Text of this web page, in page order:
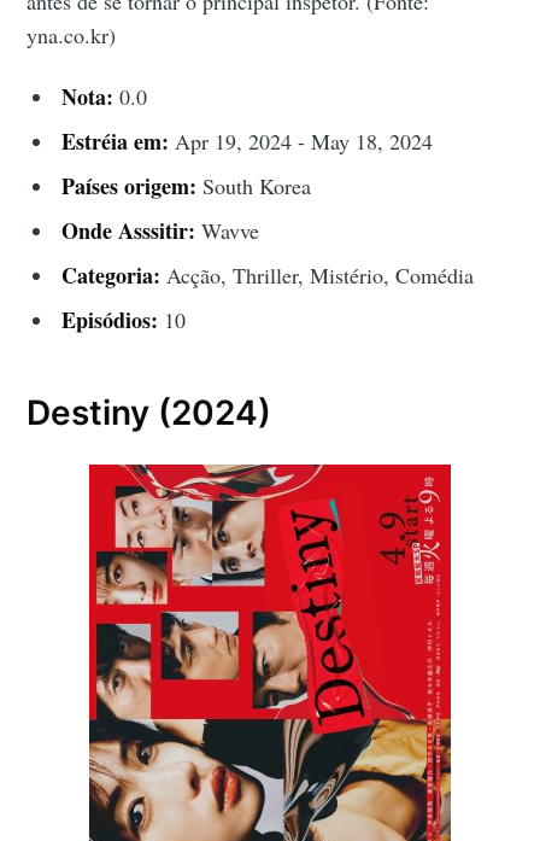
yna.co.kr)
Nota: 0.0
Estréia em: Apr 19, 2024 - May 18, 2024
Países origem: South Korea
Onde Asssitir: Wavve
Categoria: Acção, Thriller, Mistério, Comédia
Episódios: 10
Destiny (2024)